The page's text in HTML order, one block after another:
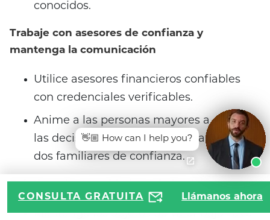
conocidos.
Trabaje con asesores de confianza y
mantenga la comunicación
Utilice asesores financieros confiables
con credenciales verificables.
Anime a las personas mayores a discutir
las decisiones financieras con al menos
dos familiares de confianza.
Prácticas de seguridad en el ejercicio
Mantenga los objetos de valor bajo llave
CONSULTA GRATUITA Llámanos ahora
👋🏼 How can I help you?